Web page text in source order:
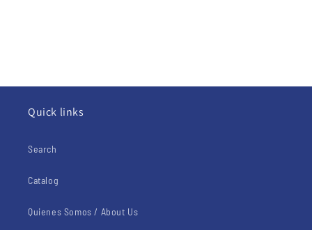
Quick links
Search
Catalog
Quienes Somos / About Us